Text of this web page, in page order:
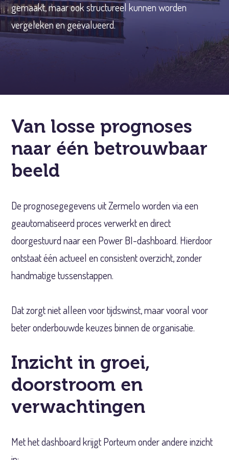
gemaakt, maar ook structureel kunnen worden
vergeleken en geëvalueerd.
Van losse prognoses
naar één betrouwbaar
beeld
De prognosegegevens uit Zermelo worden via een
geautomatiseerd proces verwerkt en direct
doorgestuurd naar een Power BI-dashboard. Hierdoor
ontstaat één actueel en consistent overzicht, zonder
handmatige tussenstappen.
Dat zorgt niet alleen voor tijdswinst, maar vooral voor
beter onderbouwde keuzes binnen de organisatie.
Inzicht in groei,
doorstroom en
verwachtingen
Met het dashboard krijgt Porteum onder andere inzicht